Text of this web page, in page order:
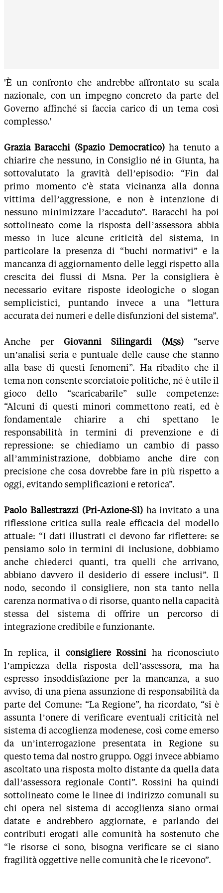
'È un confronto che andrebbe affrontato su scala
nazionale, con un impegno concreto da parte del
Governo affinché si faccia carico di un tema così
complesso.'
Grazia Baracchi (Spazio Democratico) ha tenuto a
chiarire che nessuno, in Consiglio né in Giunta, ha
sottovalutato la gravità dell’episodio: “Fin dal
primo momento c'è stata vicinanza alla donna
vittima dell’aggressione, e non è intenzione di
nessuno minimizzare l’accaduto”. Baracchi ha poi
sottolineato come la risposta dell’assessora abbia
messo in luce alcune criticità del sistema, in
particolare la presenza di “buchi normativi” e la
mancanza di aggiornamento delle leggi rispetto alla
crescita dei flussi di Msna. Per la consigliera è
necessario evitare risposte ideologiche o slogan
semplicistici, puntando invece a una “lettura
accurata dei numeri e delle disfunzioni del sistema”.
Anche per Giovanni Silingardi (M5s) “serve
un’analisi seria e puntuale delle cause che stanno
alla base di questi fenomeni”. Ha ribadito che il
tema non consente scorciatoie politiche, né è utile il
gioco dello “scaricabarile” sulle competenze:
“Alcuni di questi minori commettono reati, ed è
fondamentale chiarire a chi spettano le
responsabilità in termini di prevenzione e di
repressione: se chiediamo un cambio di passo
all’amministrazione, dobbiamo anche dire con
precisione che cosa dovrebbe fare in più rispetto a
oggi, evitando semplificazioni e retorica”.
Paolo Ballestrazzi (Pri-Azione-Sl)ha invitato a una
riflessione critica sulla reale efficacia del modello
attuale: “I dati illustrati ci devono far riflettere: se
pensiamo solo in termini di inclusione, dobbiamo
anche chiederci quanti, tra quelli che arrivano,
abbiano davvero il desiderio di essere inclusi”. Il
nodo, secondo il consigliere, non sta tanto nella
carenza normativa o di risorse, quanto nella capacità
stessa del sistema di offrire un percorso di
integrazione credibile e funzionante.
In replica, il consigliere Rossiniha riconosciuto
l’ampiezza della risposta dell’assessora, ma ha
espresso insoddisfazione per la mancanza, a suo
avviso, di una piena assunzione di responsabilità da
parte del Comune: “La Regione”, ha ricordato, “si è
assunta l’onere di verificare eventuali criticità nel
sistema di accoglienza modenese, così come emerso
da un’interrogazione presentata in Regione su
questo tema dal nostro gruppo. Oggi invece abbiamo
ascoltato una risposta molto distante da quella data
dall’assessora regionale Conti”. Rossini ha quindi
sottolineato come le linee di indirizzo comunali su
chi opera nel sistema di accoglienza siano ormai
datate e andrebbero aggiornate, e parlando dei
contributi erogati alle comunità ha sostenuto che
“le risorse ci sono, bisogna verificare se ci siano
fragilità oggettive nelle comunità che le ricevono”.